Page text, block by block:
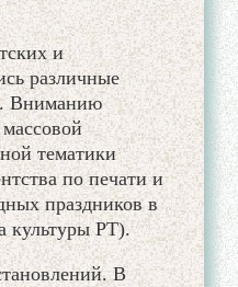
и
различные
Вниманию
тематики
по печати и
праздников в
культуры РТ).
В